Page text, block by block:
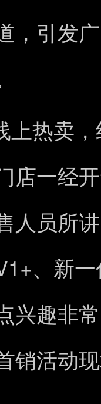
，引发
上热卖
店一经
人员所
、新
兴趣非
销活动